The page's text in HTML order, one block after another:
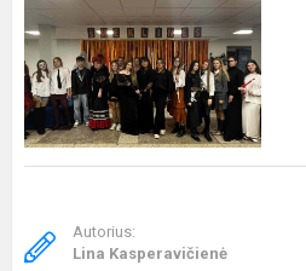
Autorius:
Lina Kasperavičienė